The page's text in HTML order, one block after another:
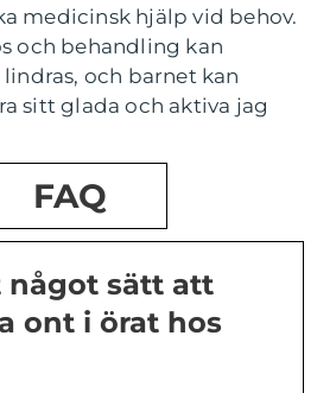
medicinsk hjälp vid behov.
och behandling kan
och barnet kan
sitt glada och aktiva jag
FAQ
något sätt att
ont i örat hos